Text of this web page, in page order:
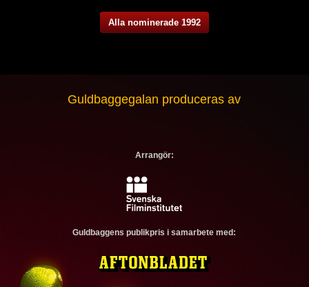
Alla nominerade 1992
Guldbaggegalan produceras av
Arrangör:
Guldbaggens publikpris i samarbete med: